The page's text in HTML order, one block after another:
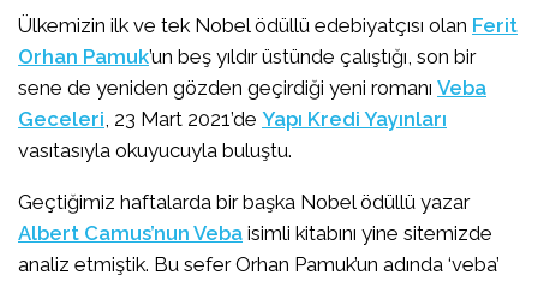
Ülkemizin ilk ve tek Nobel ödüllü edebiyatçısı olan Ferit
Orhan Pamuk’un beş yıldır üstünde çalıştığı, son bir
sene de yeniden gözden geçirdiği yeni romanı Veba
Geceleri, 23 Mart 2021’de Yapı Kredi Yayınları
vasıtasıyla okuyucuyla buluştu.
Geçtiğimiz haftalarda bir başka Nobel ödüllü yazar
Albert Camus’nun Veba isimli kitabını yine sitemizde
analiz etmiştik. Bu sefer Orhan Pamuk’un adında ‘veba’